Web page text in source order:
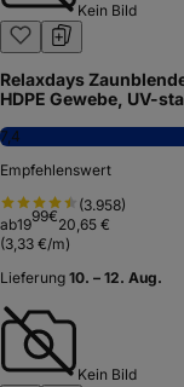
Kein Bild
Relaxdays
HDPE Gewebe, UV-
7,4
Empfehlenswert
(3.958)
ab1999€20,65 €
(3,33 €/m)
Lieferung 10. – 12. Aug.
Kein Bild